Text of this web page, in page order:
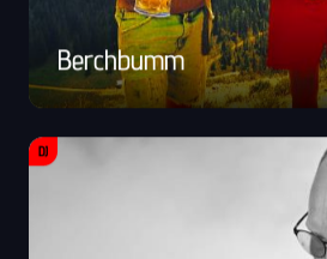
Berchbumm
DJ